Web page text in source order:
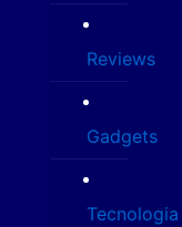
Reviews
Gadgets
Tecnologia